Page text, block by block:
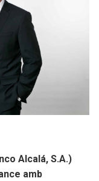
Alcalá, S.A.)
amb